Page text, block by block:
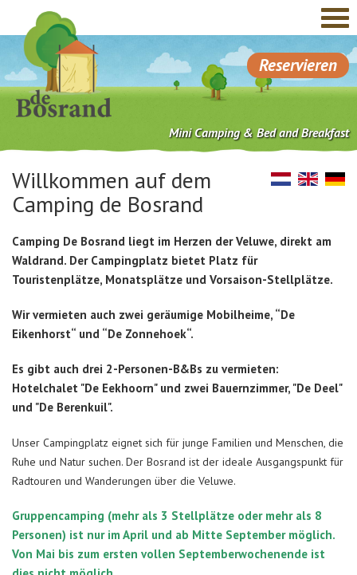
Mini Camping & Bed and Breakfast
Reservieren
Willkommen auf dem
Camping de Bosrand
Camping De Bosrand liegt im Herzen der Veluwe, direkt am
Waldrand. Der Campingplatz bietet Platz für
Touristenplätze, Monatsplätze und Vorsaison-Stellplätze.
Wir vermieten auch zwei geräumige Mobilheime, “De
Eikenhorst“ und “De Zonnehoek“.
Es gibt auch drei 2-Personen-B&Bs zu vermieten:
Hotelchalet "De Eekhoorn" und zwei Bauernzimmer, "De Deel"
und "De Berenkuil".
Unser Campingplatz eignet sich für junge Familien und Menschen, die
Ruhe und Natur suchen. Der Bosrand ist der ideale Ausgangspunkt für
Radtouren und Wanderungen über die Veluwe.
Gruppencamping (mehr als 3 Stellplätze oder mehr als 8
Personen) ist nur im April und ab Mitte September möglich.
Von Mai bis zum ersten vollen Septemberwochenende ist